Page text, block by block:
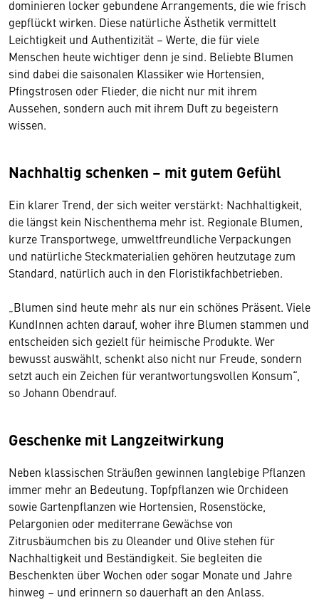
dominieren locker gebundene Arrangements, die wie frisch
gepflückt wirken. Diese natürliche Ästhetik vermittelt
Leichtigkeit und Authentizität – Werte, die für viele
Menschen heute wichtiger denn je sind. Beliebte Blumen
sind dabei die saisonalen Klassiker wie Hortensien,
Pfingstrosen oder Flieder, die nicht nur mit ihrem
Aussehen, sondern auch mit ihrem Duft zu begeistern
wissen.
Nachhaltig schenken – mit gutem Gefühl
Ein klarer Trend, der sich weiter verstärkt: Nachhaltigkeit,
die längst kein Nischenthema mehr ist. Regionale Blumen,
kurze Transportwege, umweltfreundliche Verpackungen
und natürliche Steckmaterialien gehören heutzutage zum
Standard, natürlich auch in den Floristikfachbetrieben.
„Blumen sind heute mehr als nur ein schönes Präsent. Viele
KundInnen achten darauf, woher ihre Blumen stammen und
entscheiden sich gezielt für heimische Produkte. Wer
bewusst auswählt, schenkt also nicht nur Freude, sondern
setzt auch ein Zeichen für verantwortungsvollen Konsum“,
so Johann Obendrauf.
Geschenke mit Langzeitwirkung
Neben klassischen Sträußen gewinnen langlebige Pflanzen
immer mehr an Bedeutung. Topfpflanzen wie Orchideen
sowie Gartenpflanzen wie Hortensien, Rosenstöcke,
Pelargonien oder mediterrane Gewächse von
Zitrusbäumchen bis zu Oleander und Olive stehen für
Nachhaltigkeit und Beständigkeit. Sie begleiten die
Beschenkten über Wochen oder sogar Monate und Jahre
hinweg – und erinnern so dauerhaft an den Anlass.